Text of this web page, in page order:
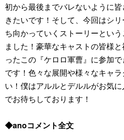
初から最後までバレないように
きたいです！そして、今回はシ
ち向かっていくストーリーとい
ました！豪華なキャストの皆様
ったこの『ケロロ軍曹』に参加
です！色々な展開や様々なキャ
い！僕はアルルとデルルがお気
でお待ちしております！
◆anoコメント全文